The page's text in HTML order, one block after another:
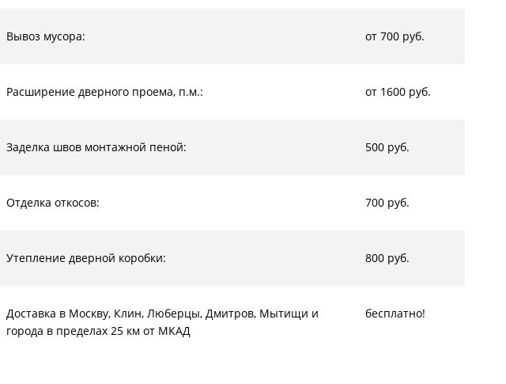
Вывоз мусора: от 700 руб.
Расширение дверного проема, п.м.: от 1600 руб.
Заделка швов монтажной пеной: 500 руб.
Отделка откосов: 700 руб.
Утепление дверной коробки: 800 руб.
Доставка в Москву, Клин, Люберцы, Дмитров, Мытищи и
города в пределах 25 км от МКАД
бесплатно!